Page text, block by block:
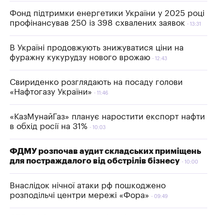
Фонд підтримки енергетики України у 2025 році
профінансував 250 із 398 схвалених заявок
13:31
В Україні продовжують знижуватися ціни на
фуражну кукурудзу нового врожаю
12:43
Свириденко розглядають на посаду голови
«Нафтогазу України»
11:46
«КазМунайГаз» планує наростити експорт нафти
в обхід росії на 31%
10:03
ФДМУ розпочав аудит складських приміщень
для постраждалого від обстрілів бізнесу
10:00
Внаслідок нічної атаки рф пошкоджено
розподільчі центри мережі «Фора»
09:49